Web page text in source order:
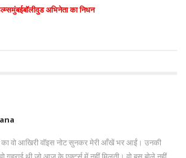
मुंबईबॉलीवुड अभिनेता का निधन
का वो आखिरी वॉइस नोट सुनकर मेरी आँखें भर आईं। उनकी